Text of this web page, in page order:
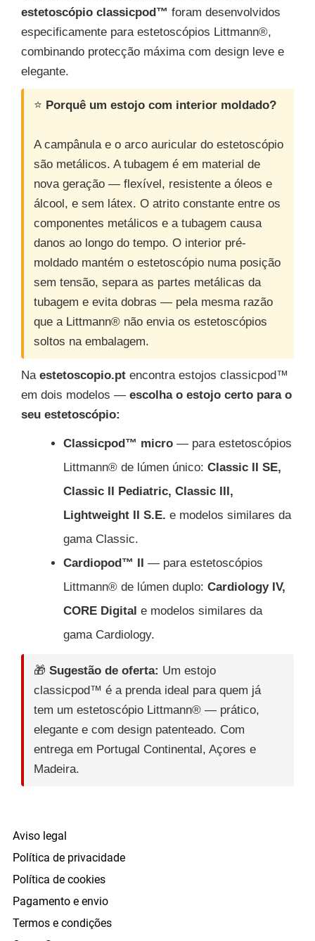
estetoscópio classicpod™ foram desenvolvidos
especificamente para estetoscópios Littmann®,
combinando protecção máxima com design leve e
elegante.
⭐ Porquê um estojo com interior moldado?
A campânula e o arco auricular do estetoscópio
são metálicos. A tubagem é em material de
nova geração — flexível, resistente a óleos e
álcool, e sem látex. O atrito constante entre os
componentes metálicos e a tubagem causa
danos ao longo do tempo. O interior pré-
moldado mantém o estetoscópio numa posição
sem tensão, separa as partes metálicas da
tubagem e evita dobras — pela mesma razão
que a Littmann® não envia os estetoscópios
soltos na embalagem.
Naestetoscopio.pt encontra estojos classicpod™
em dois modelos —escolha o estojo certo para o
seu estetoscópio:
Classicpod™ micro — para estetoscópios
Littmann® de lúmen único:Classic II SE,
Classic II Pediatric, Classic III,
Lightweight II S.E. e modelos similares da
gama Classic.
Cardiopod™ II — para estetoscópios
Littmann® de lúmen duplo:Cardiology IV,
CORE Digital e modelos similares da
gama Cardiology.
🎁Sugestão de oferta: Um estojo
classicpod™ é a prenda ideal para quem já
tem um estetoscópio Littmann® — prático,
elegante e com design patenteado. Com
entrega em Portugal Continental, Açores e
Madeira.
Aviso legal
Política de privacidade
Política de cookies
Pagamento e envio
Termos e condições